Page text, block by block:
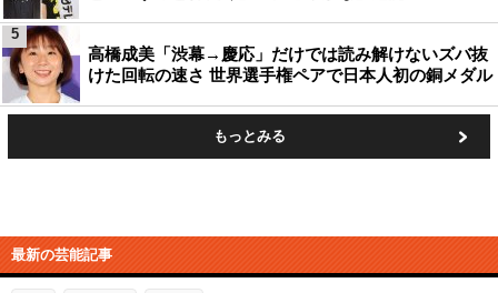
高橋成美「渋幕→慶応」だけでは読み解けないズバ抜
けた回転の速さ 世界選手権ペアで日本人初の銅メダル
5
もっとみる
最新の芸能記事